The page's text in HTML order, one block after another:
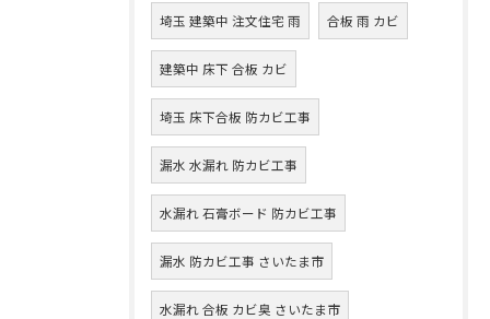
埼玉 建築中 注文住宅 雨 合板 雨 カビ
建築中 床下 合板 カビ
埼玉 床下合板 防カビ工事
漏水 水漏れ 防カビ工事
水漏れ 石膏ボード 防カビ工事
漏水 防カビ工事 さいたま市
水漏れ 合板 カビ臭 さいたま市